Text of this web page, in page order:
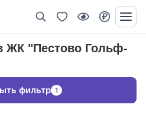
ЖК "Пестово Гольф-
фильтр 1